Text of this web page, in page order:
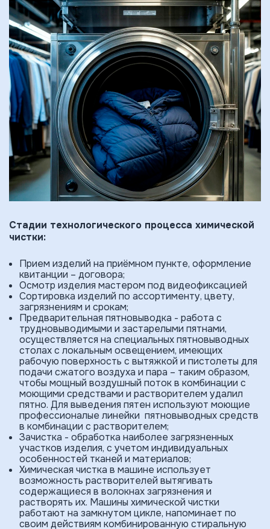
Стадии технологического процесса химической
чистки:
Прием изде­лий на приёмном пункте, оформление
квитанции – договора;
Осмотр изделия мастером под видеофиксацией
Сортировка изделий по ассортименту, цвету,
загрязнениям и срокам;
Предварительная пятновыводка - работа с
трудновыводимыми и застарелыми пятнами,
осуществляется на специальных пятновыводных
столах с локальным освещением, имеющих
рабочую поверхность с вытяжкой и пистолеты для
подачи сжатого воздуха и пара – таким образом,
чтобы мощный воздушный поток в комбинации с
моющими средствами и растворителем удалил
пятно. Для выведения пятен используют моющие
профессионалые линейки пятновыводных средств
в комбинации с растворителем;
Зачистка - обработка наиболее загрязнен­ных
участков изделия, с учетом индивидуальных
особенностей тканей и материалов;
Химическая чистка в машине использует
возможность растворителей вытягивать
содержащиеся в волокнах загрязнения и
растворять их. Машины химической чистки
работают на замкнутом цикле, напоминает по
своим действиям комбинированную стиральную